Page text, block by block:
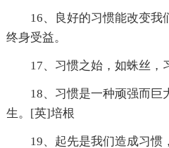
16、良好的习惯能改变我
终身受益。
17、习惯之始，如蛛丝，
18、习惯是一种顽强而巨
生。[英]培根
19、起先是我们造成习惯